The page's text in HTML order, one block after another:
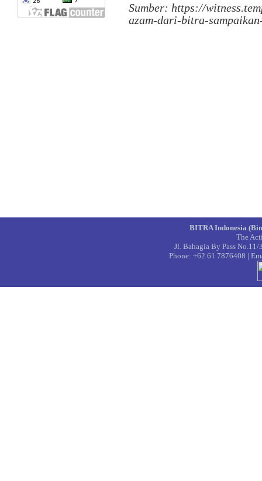
Sumber: https://
azam-dari-bitra-
BITRA Indonesia
The
Jl. Bahagia By Pass
Phone: +62 61 7876408 |